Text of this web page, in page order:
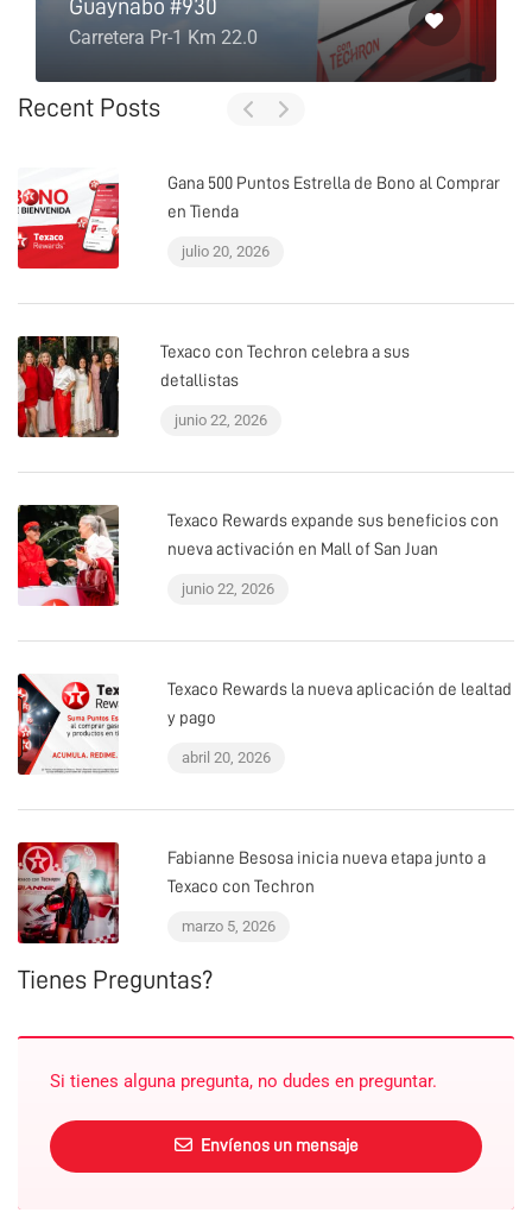
Guaynabo #930
Carretera Pr-1 Km 22.0
Recent Posts
Gana 500 Puntos Estrella de Bono al Comprar
en Tienda
julio 20, 2026
Texaco con Techron celebra a sus
detallistas
junio 22, 2026
Texaco Rewards expande sus beneficios con
nueva activación en Mall of San Juan
junio 22, 2026
Texaco Rewards la nueva aplicación de lealtad
y pago
abril 20, 2026
Fabianne Besosa inicia nueva etapa junto a
Texaco con Techron
marzo 5, 2026
Tienes Preguntas?
Si tienes alguna pregunta, no dudes en preguntar.
Envíenos un mensaje